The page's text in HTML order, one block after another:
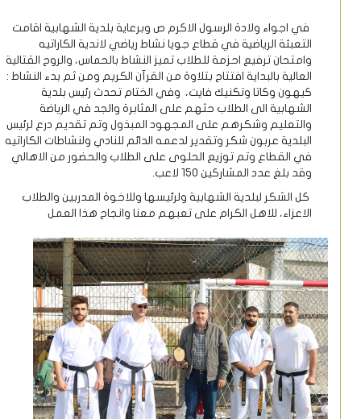
في اجواء ولادة الرسول الاكرم ص وبرعاية بلدية الشهابية اقامت
التعبئة الرياضية في قطاع جويا نشاط رياضي لاندية الكاراتيه
وامتحان ترفيع احزمة للطلاب تميز النشاط بالحماس، والروح القتالية
العالية بالبداية افتتاح بتلاوة من القرآن الكريم ومن ثم بدء النشاط :
كيهون وكاتا وتكنيك فايت، وفي الختام تحدث رئيس بلدية
الشهابية الى الطلاب حثهم على المثابرة والجد في الرياضة
والتعليم وشكرهم على المجهود المبذول وتم تقديم درع لرئيس
البلدية عربون شكر وتقدير لدعمه الدائم للنادي ولنشاطات الكاراتيه
في القطاع وتم توزيع الحلوى على الطلاب والحضور من الاهالي
وقد بلغ عدد المشاركين 150 لاعب.
كل الشكر لبلدية الشهابية ولرئيسها وللاخوة المدربين والطلاب
الاعزاء، للاهل الكرام على تعبهم معنا وانجاح هذا العمل